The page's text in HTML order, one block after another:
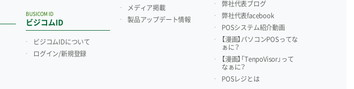
ビジコムID
BUSICOM ID
ビジコムIDについて
ログイン/新規登録
メディア掲載
製品アップデート情報
弊社代表ブログ
弊社代表facebook
POSシステム紹介動画
【漫画】パソコンPOSってな
ぁに？
【漫画】「TenpoVisor」って
なぁに？
POSレジとは